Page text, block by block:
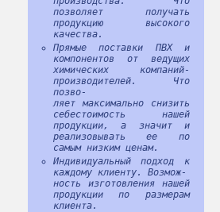
позволяет получать
продукцию высокого
качества.
Прямые поставки ПВХ и
компонентов от ведущих
химических компаний-
производителей. Что
позво-
ляет максимально снизить
себестоимость нашей
продукции, а значит и
реализовывать ее по
самым низким ценам.
Индивидуальный подход к
каждому клиенту. Возмож-
ность изготовления нашей
продукции по размерам
клиента.